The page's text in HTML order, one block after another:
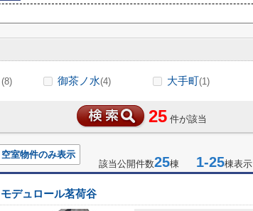
(8) 御茶ノ水(4) 大手町(1)
25 件が該当
空室物件のみ表示
該当公開件数25棟 1-25棟表示
モデュロール茗荷谷